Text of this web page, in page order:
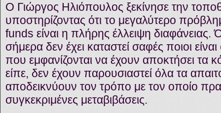
Ο Γιώργος Ηλιόπουλος ξεκίνησε την
υποστηρίζοντας ότι το μεγαλύτερο
funds είναι η πλήρης έλλειψη
σήμερα δεν έχει καταστεί σαφές ποιοι
που εμφανίζονται να έχουν αποκτήσει τα
είπε, δεν έχουν παρουσιαστεί όλα τα
αποδεικνύουν τον τρόπο με τον οποίο
συγκεκριμένες μεταβιβάσεις.